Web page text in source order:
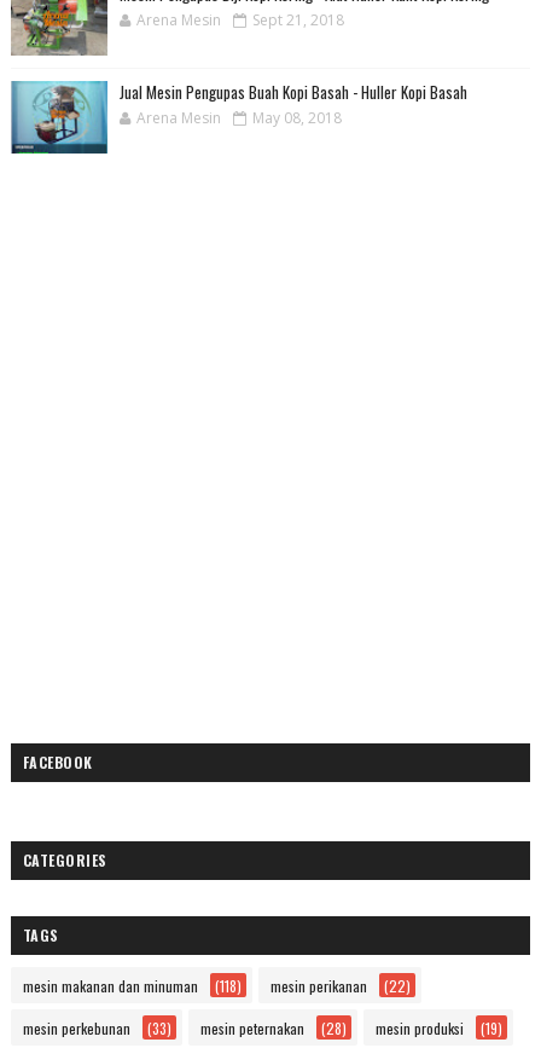
Arena Mesin Sept 21, 2018
Jual Mesin Pengupas Buah Kopi Basah - Huller Kopi Basah
Arena Mesin May 08, 2018
FACEBOOK
CATEGORIES
TAGS
mesin makanan dan minuman (118) mesin perikanan (22)
mesin perkebunan (33) mesin peternakan (28) mesin produksi (19)